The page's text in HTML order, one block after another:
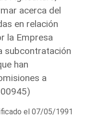
acerca del
en relación
la Empresa
subcontratación
han
a
el 07/05/1991